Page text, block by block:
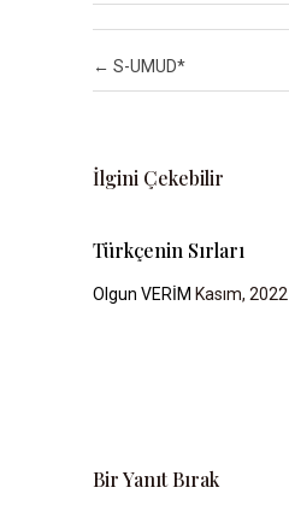
Post navigation
← S-UMUD*
İlgini Çekebilir
Türkçenin Sırları
Olgun VERİM Kasım, 2022
Bir Yanıt Bırak